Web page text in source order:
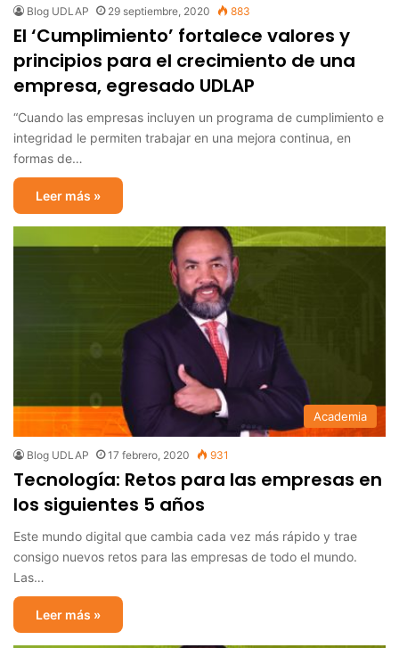
Blog UDLAP 29 septiembre, 2020 883
El ‘Cumplimiento’ fortalece valores y
principios para el crecimiento de una
empresa, egresado UDLAP
“Cuando las empresas incluyen un programa de cumplimiento e
integridad le permiten trabajar en una mejora continua, en
formas de…
Leer más »
Academia
Blog UDLAP 17 febrero, 2020 931
Tecnología: Retos para las empresas en
los siguientes 5 años
Este mundo digital que cambia cada vez más rápido y trae
consigo nuevos retos para las empresas de todo el mundo.
Las…
Leer más »